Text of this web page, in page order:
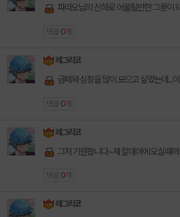
파라오님의 신하로 어울릴만한 그릇이
댓글 0 개
레그리코
금페와 심장을 많이 모으고 싶었는데...
댓글 0 개
레그리코
그저 기원합니다~제 칼데아에 오실때까
댓글 0 개
레그리코